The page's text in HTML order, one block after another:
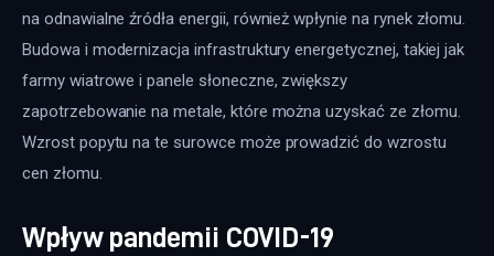
na odnawialne źródła energii, również wpłynie na rynek złomu.
Budowa i modernizacja infrastruktury energetycznej, takiej jak
farmy wiatrowe i panele słoneczne, zwiększy
zapotrzebowanie na metale, które można uzyskać ze złomu.
Wzrost popytu na te surowce może prowadzić do wzrostu
cen złomu.
Wpływ pandemii COVID-19